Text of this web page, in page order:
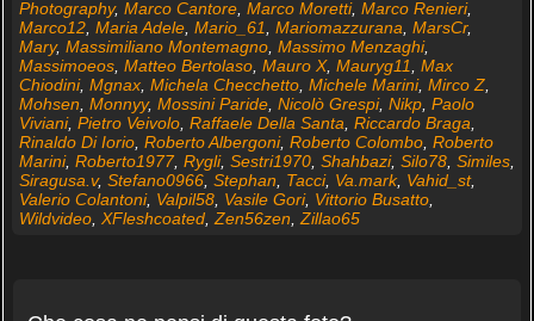
Photography, Marco Cantore, Marco Moretti, Marco Renieri,
Marco12, Maria Adele, Mario_61 Mariomazzurana MarsCr,
Mary, Massimiliano Montemagno, Massimo Menzaghi,
Massimoeos, Matteo Bertolaso, Mauro X, Mauryg11
Max
Chiodini, Mgnax, Michela Checchetto, Michele Marini, Mirco Z,
Mohsen Monnyy, Mossini Paride, Nicolò Grespi, Nikp, Paolo
Viviani, Pietro Veivolo, Raffaele Della Santa Riccardo Braga
Rinaldo Di Iorio, Roberto Albergoni, Roberto Colombo, Roberto
Marini, Roberto1977, Rygli, Sestri1970, Shahbazi, Silo78, Similes,
Siragusa.v, Stefano0966, Stephan Tacci, Va.mark, Vahid_st,
Valerio Colantoni, Valpil58, Vasile Gori, Vittorio Busatto,
Wildvideo, XFleshcoated, Zen56zen Zillao65